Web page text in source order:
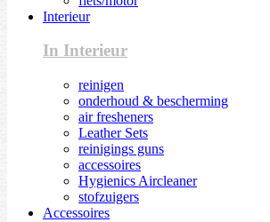
Interieur
In Interieur
reinigen
onderhoud & bescherming
air fresheners
Leather Sets
reinigings guns
accessoires
Hygienics Aircleaner
stofzuigers
Accessoires